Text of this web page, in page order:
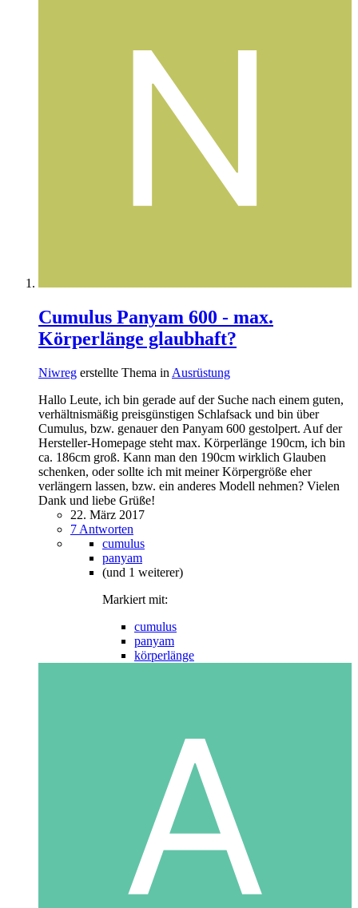
Cumulus Panyam 600 - max.
Körperlänge glaubhaft?
Niwreg erstellte Thema in Ausrüstung
Hallo Leute, ich bin gerade auf der Suche nach einem guten,
verhältnismäßig preisgünstigen Schlafsack und bin über
Cumulus, bzw. genauer den Panyam 600 gestolpert. Auf der
Hersteller-Homepage steht max. Körperlänge 190cm, ich bin
ca. 186cm groß. Kann man den 190cm wirklich Glauben
schenken, oder sollte ich mit meiner Körpergröße eher
verlängern lassen, bzw. ein anderes Modell nehmen? Vielen
Dank und liebe Grüße!
22. März 2017
7 Antworten
cumulus
panyam
(und 1 weiterer)
Markiert mit:
cumulus
panyam
körperlänge